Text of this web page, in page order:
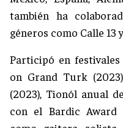
también ha
géneros como Calle 13
Participó en
on Grand Turk
(2023), Tionól anual
con el Bardic Award